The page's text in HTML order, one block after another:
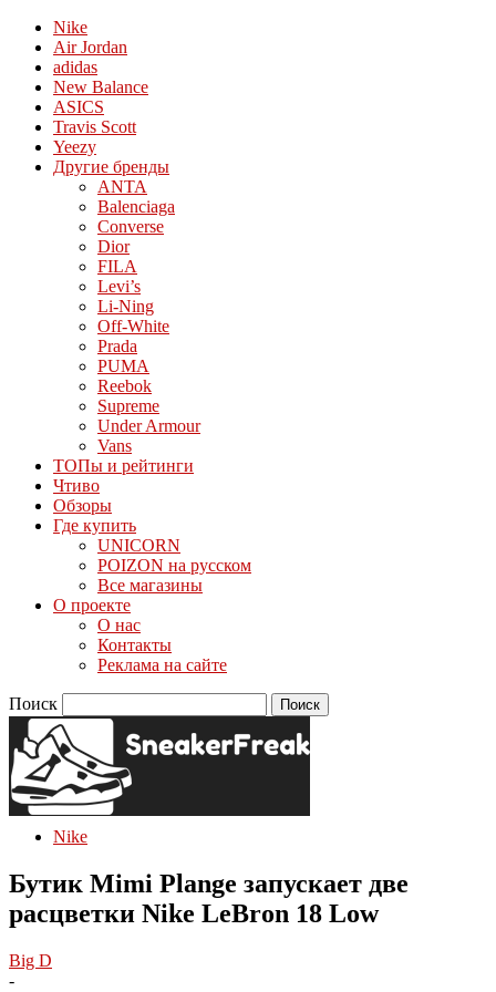
Nike
Air Jordan
adidas
New Balance
ASICS
Travis Scott
Yeezy
Другие бренды
ANTA
Balenciaga
Converse
Dior
FILA
Levi’s
Li-Ning
Off-White
Prada
PUMA
Reebok
Supreme
Under Armour
Vans
ТОПы и рейтинги
Чтиво
Обзоры
Где купить
UNICORN
POIZON на русском
Все магазины
О проекте
О нас
Контакты
Реклама на сайте
Поиск
Nike
Бутик Mimi Plange запускает две
расцветки Nike LeBron 18 Low
Big D
-